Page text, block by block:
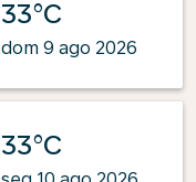
33°C
dom 9 ago 2026
33°C